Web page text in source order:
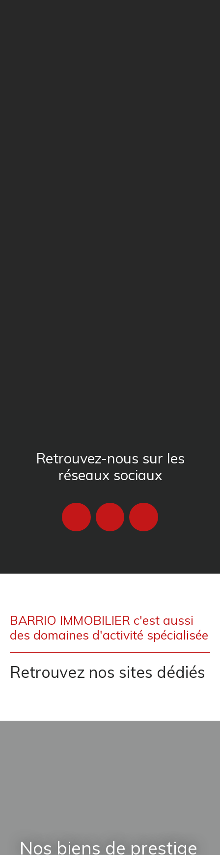
Retrouvez-nous sur les
réseaux sociaux
BARRIO IMMOBILIER c'est aussi
des domaines d'activité spécialisée
Retrouvez nos sites dédiés
Nos biens de prestige